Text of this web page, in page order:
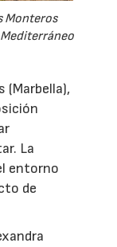
Monteros
(Marbella),
La
entorno
de